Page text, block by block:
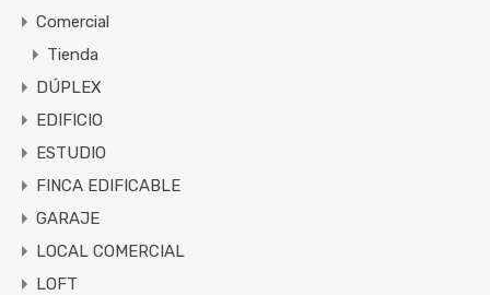
Comercial
Tienda
DÚPLEX
EDIFICIO
ESTUDIO
FINCA EDIFICABLE
GARAJE
LOCAL COMERCIAL
LOFT